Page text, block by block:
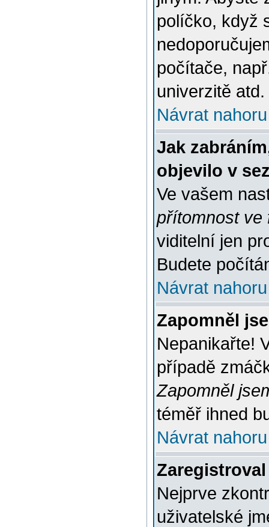
políčko, když
počítače,
univerzitě atd.
Návrat nahoru
Jak
objevilo v
Ve vašem
přítomnost ve
viditelní jen
Budete
Návrat nahoru
Zapomněl
Nepanikařte!
případě
Zapomněl
téměř ihned
Návrat nahoru
Nejprve
uživatelské